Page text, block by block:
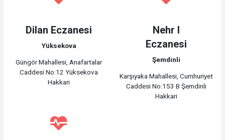
Dilan Eczanesi
Yüksekova
Güngör Mahallesi, Anafartalar
Caddesi No:12 Yüksekova
Hakkari
Nehr I
Eczanesi
Şemdinli
Karşıyaka Mahallesi, Cumhuriyet
Caddesi No:153 B Şemdinli
Hakkari